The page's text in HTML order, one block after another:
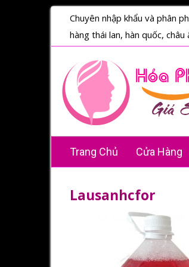
Chuyên nhập khẩu và phân
hàng thái lan, hàn quốc, châu
Trang Chủ Cửa Hàng
Lausanhcfor